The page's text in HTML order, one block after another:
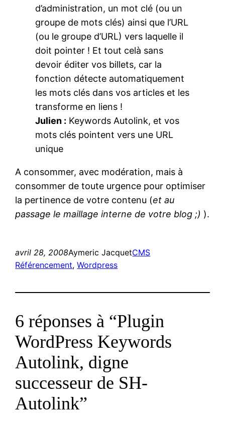
d’administration, un mot clé (ou un
groupe de mots clés) ainsi que l’URL
(ou le groupe d’URL) vers laquelle il
doit pointer ! Et tout celà sans
devoir éditer vos billets, car la
fonction détecte automatiquement
les mots clés dans vos articles et les
transforme en liens !
Julien : Keywords Autolink, et vos
mots clés pointent vers une URL
unique
A consommer, avec modération, mais à
consommer de toute urgence pour optimiser
la pertinence de votre contenu (et au
passage le maillage interne de votre blog ;) ).
avril 28, 2008Aymeric JacquetCMS
Référencement, Wordpress
6 réponses à “Plugin
WordPress Keywords
Autolink, digne
successeur de SH-
Autolink”